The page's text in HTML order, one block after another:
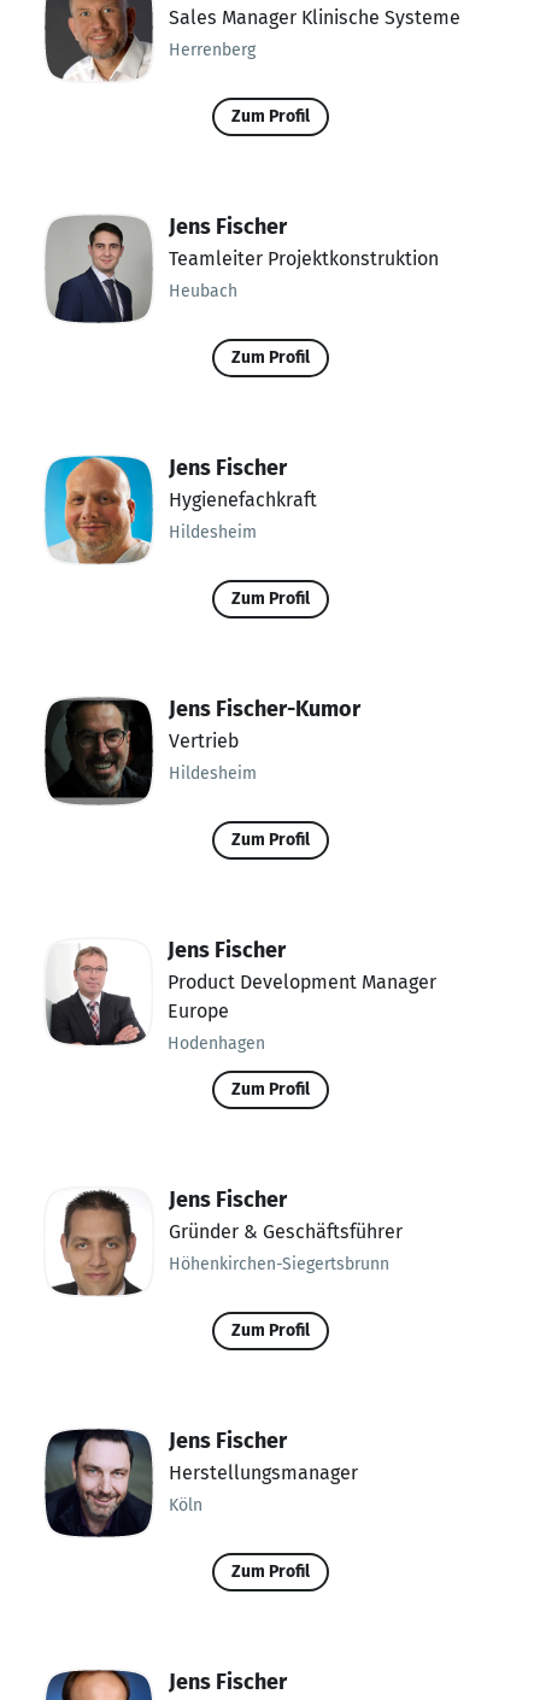
Sales Manager Klinische Systeme
Herrenberg
Zum Profil
Jens Fischer
Teamleiter Projektkonstruktion
Heubach
Zum Profil
Jens Fischer
Hygienefachkraft
Hildesheim
Zum Profil
Jens Fischer-Kumor
Vertrieb
Hildesheim
Zum Profil
Jens Fischer
Product Development Manager
Europe
Hodenhagen
Zum Profil
Jens Fischer
Gründer & Geschäftsführer
Höhenkirchen-Siegertsbrunn
Zum Profil
Jens Fischer
Herstellungsmanager
Köln
Zum Profil
Jens Fischer